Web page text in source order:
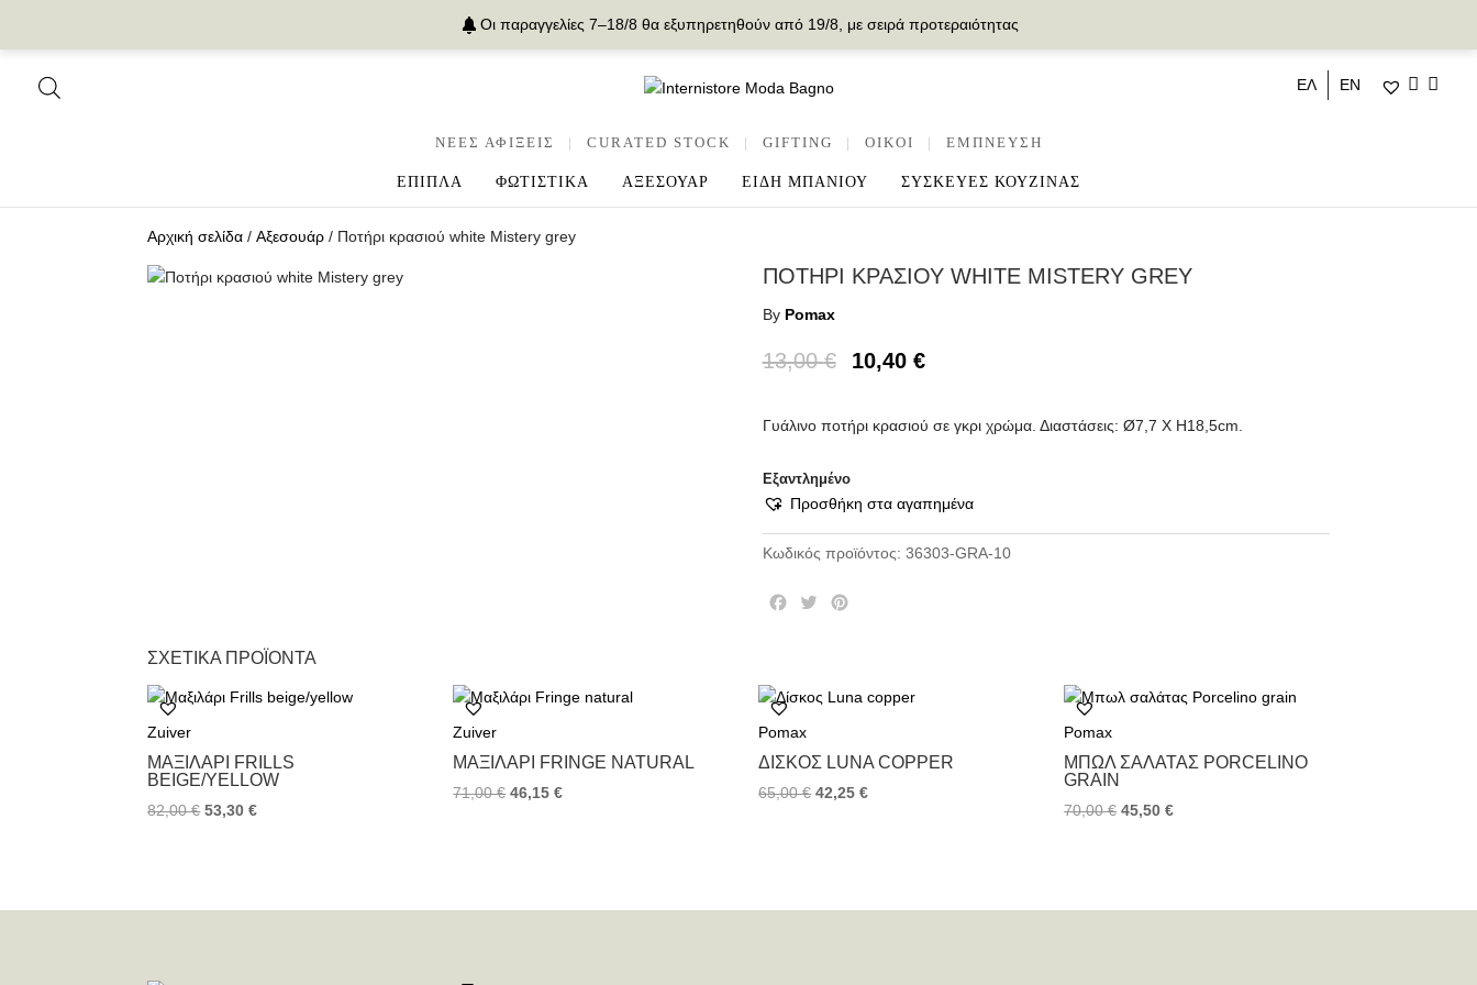
Οι παραγγελίες 7–18/8 θα εξυπηρετηθούν από 19/8, με σειρά προτεραιότητας
ΕΛ ΕΝ
ΝΕΕΣ ΑΦΙΞΕΙΣ | CURATED STOCK | GIFTING | OIKOI | ΕΜΠΝΕΥΣΗ
ΕΠΙΠΛΑ ΦΩΤΙΣΤΙΚΑ ΑΞΕΣΟΥΑΡ ΕΙΔΗ ΜΠΑΝΙΟΥ ΣΥΣΚΕΥΕΣ ΚΟΥΖΙΝΑΣ
Αρχική σελίδα /Αξεσουάρ / Ποτήρι κρασιού white Mistery grey
ΠΟΤΗΡΙ ΚΡΑΣΙΟΥ WHITE MISTERY GREY
By Pomax
13,00€ 10,40 €
Γυάλινο ποτήρι κρασιού σε γκρι χρώμα. Διαστάσεις: Ø7,7 X H18,5cm.
Εξαντλημένο
Προσθήκη στα αγαπημένα
Κωδικός προϊόντος: 36303-GRA-10
b
o
k
s
ΣΧΕΤΙΚΆ ΠΡΟΪΌΝΤΑ
Zuiver
ΜΑΞΙΛΆΡΙ FRILLS
BEIGE/YELLOW
82,00€ 53,30€
Zuiver
ΜΑΞΙΛΆΡΙ FRINGE NATURAL
71,00€ 46,15€
Pomax
ΔΊΣΚΟΣ LUNA COPPER
65,00€ 42,25€
Pomax
ΜΠΩΛ ΣΑΛΆΤΑΣ PORCELINO
GRAIN
70,00€ 45,50€